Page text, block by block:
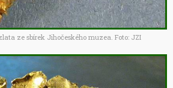
ze sbírek Jihočeského muzea. Foto: JZI